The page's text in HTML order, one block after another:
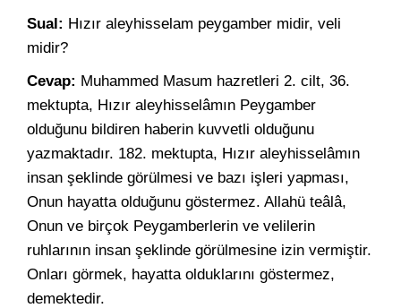
Sual: Hızır aleyhisselam peygamber midir, veli
midir?
Cevap: Muhammed Masum hazretleri 2. cilt, 36.
mektupta, Hızır aleyhisselâmın Peygamber
olduğunu bildiren haberin kuvvetli olduğunu
yazmaktadır. 182. mektupta, Hızır aleyhisselâmın
insan şeklinde görülmesi ve bazı işleri yapması,
Onun hayatta olduğunu göstermez. Allahü teâlâ,
Onun ve birçok Peygamberlerin ve velilerin
ruhlarının insan şeklinde görülmesine izin vermiştir.
Onları görmek, hayatta olduklarını göstermez,
demektedir.